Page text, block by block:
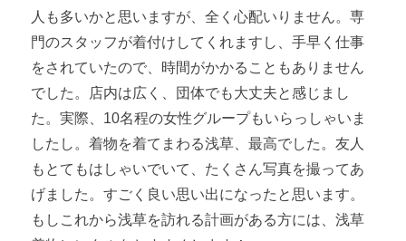
人も多いかと思いますが、全く心配いりません。専
門のスタッフが着付けしてくれますし、手早く仕事
をされていたので、時間がかかることもありません
でした。店内は広く、団体でも大丈夫と感じまし
た。実際、10名程の女性グループもいらっしゃいま
したし。着物を着てまわる浅草、最高でした。友人
もとてもはしゃいでいて、たくさん写真を撮ってあ
げました。すごく良い思い出になったと思います。
もしこれから浅草を訪れる計画がある方には、浅草